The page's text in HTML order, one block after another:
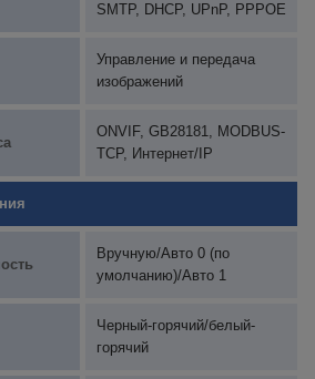
SMTP, DHCP, UPnP, PPPOE
Управление и передача
изображений
ONVIF, GB28181, MODBUS-
TCP, Интернет/IP
Вручную/Авто 0 (по
умолчанию)/Авто 1
Черный-горячий/белый-
горячий